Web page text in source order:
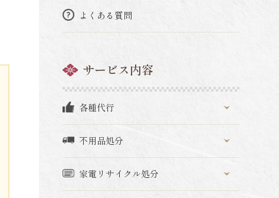
よくある質問
サービス内容
各種代行
不用品処分
家電リサイクル処分